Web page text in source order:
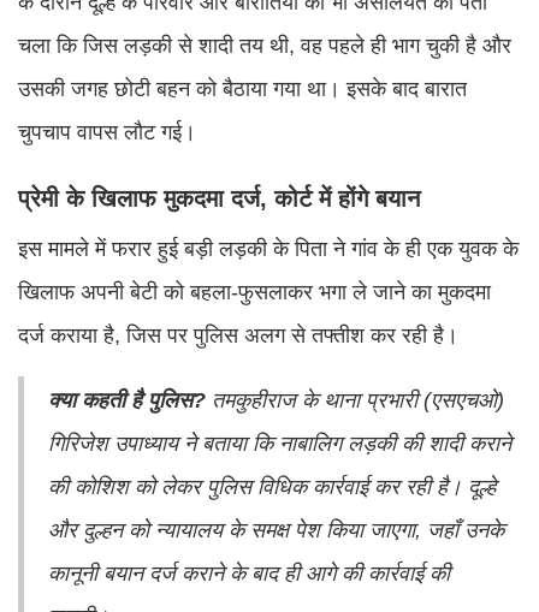
चला कि जिस लड़की से शादी तय थी, वह पहले ही भाग चुकी है और
उसकी जगह छोटी बहन को बैठाया गया था। इसके बाद बारात
चुपचाप वापस लौट गई।
प्रेमी के खिलाफ मुकदमा दर्ज, कोर्ट में होंगे बयान
इस मामले में फरार हुई बड़ी लड़की के पिता ने गांव के ही एक युवक के
खिलाफ अपनी बेटी को बहला-फुसलाकर भगा ले जाने का मुकदमा
दर्ज कराया है, जिस पर पुलिस अलग से तफ्तीश कर रही है।
क्या कहती है पुलिस? तमकुहीराज के थाना प्रभारी (एसएचओ)
गिरिजेश उपाध्याय ने बताया कि नाबालिग लड़की की शादी कराने
की कोशिश को लेकर पुलिस विधिक कार्रवाई कर रही है। दूल्हे
और दुल्हन को न्यायालय के समक्ष पेश किया जाएगा, जहाँ उनके
कानूनी बयान दर्ज कराने के बाद ही आगे की कार्रवाई की